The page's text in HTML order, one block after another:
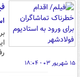
۱۵ شهریور ۰۳ - ۱۸:۰۴